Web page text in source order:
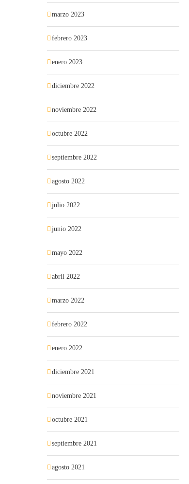
marzo 2023
febrero 2023
enero 2023
diciembre 2022
noviembre 2022
octubre 2022
septiembre 2022
agosto 2022
julio 2022
junio 2022
mayo 2022
abril 2022
marzo 2022
febrero 2022
enero 2022
diciembre 2021
noviembre 2021
octubre 2021
septiembre 2021
agosto 2021